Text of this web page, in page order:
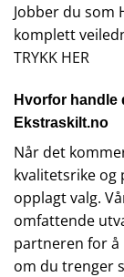
Jobber du som
komplett
TRYKK HER
Hvorfor handle
Ekstraskilt.no
Når det
kvalitetsrike og
opplagt valg.
omfattende
partneren for å
om du trenger